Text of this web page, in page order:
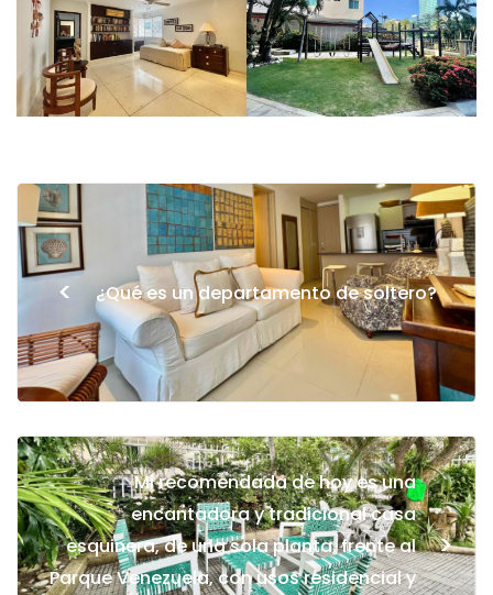
< ¿Qué es un departamento de soltero?
Mi recomendada de hoy es una
encantadora y tradicional casa
esquinera, de una sola planta, frente al
Parque Venezuela, con usos residencial y
>